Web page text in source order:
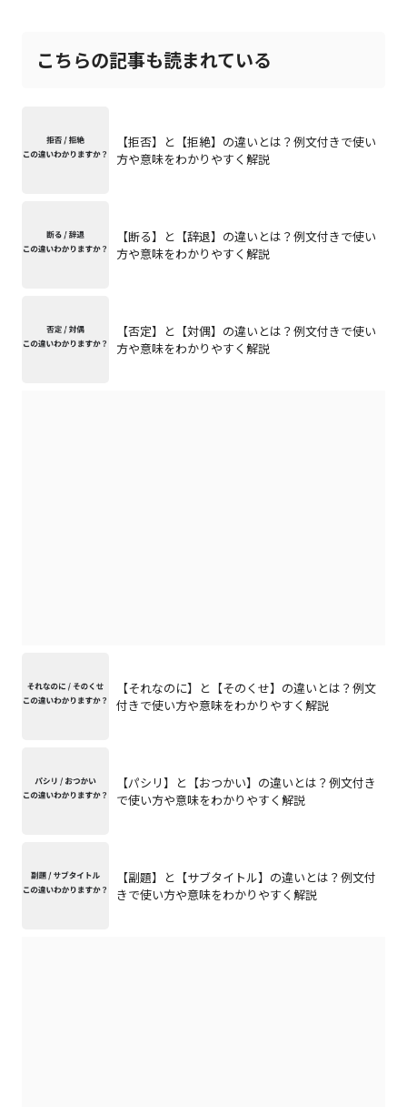
こちらの記事も読まれている
【拒否】と【拒絶】の違いとは？例文付きで使い
方や意味をわかりやすく解説
【断る】と【辞退】の違いとは？例文付きで使い
方や意味をわかりやすく解説
【否定】と【対偶】の違いとは？例文付きで使い
方や意味をわかりやすく解説
【それなのに】と【そのくせ】の違いとは？例文
付きで使い方や意味をわかりやすく解説
【パシリ】と【おつかい】の違いとは？例文付き
で使い方や意味をわかりやすく解説
【副題】と【サブタイトル】の違いとは？例文付
きで使い方や意味をわかりやすく解説